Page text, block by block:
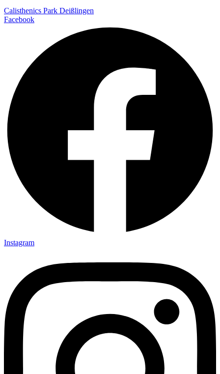
Calisthenics Park Deißlingen
Facebook
Instagram